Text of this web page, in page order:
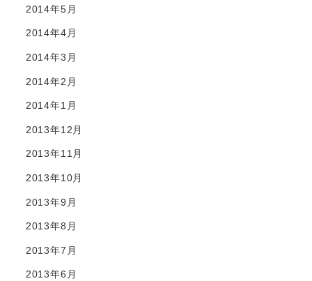
2014年5月
2014年4月
2014年3月
2014年2月
2014年1月
2013年12月
2013年11月
2013年10月
2013年9月
2013年8月
2013年7月
2013年6月